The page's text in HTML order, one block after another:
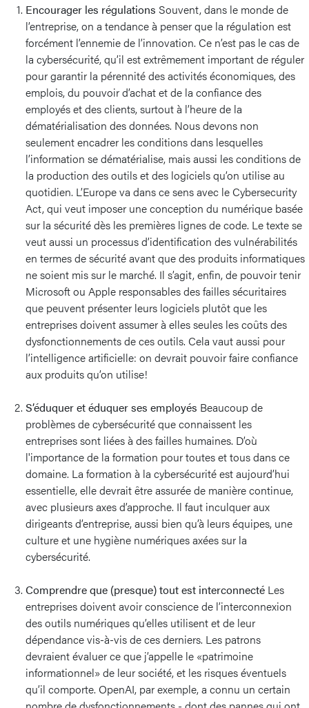
Encourager les régulations Souvent, dans le monde de
l’entreprise, on a tendance à penser que la régulation est
forcément l’ennemie de l’innovation. Ce n’est pas le cas de
la cybersécurité, qu’il est extrêmement important de réguler
pour garantir la pérennité des activités économiques, des
emplois, du pouvoir d’achat et de la confiance des
employés et des clients, surtout à l’heure de la
dématérialisation des données. Nous devons non
seulement encadrer les conditions dans lesquelles
l’information se dématérialise, mais aussi les conditions de
la production des outils et des logiciels qu’on utilise au
quotidien. L’Europe va dans ce sens avec le Cybersecurity
Act, qui veut imposer une conception du numérique basée
sur la sécurité dès les premières lignes de code. Le texte se
veut aussi un processus d’identification des vulnérabilités
en termes de sécurité avant que des produits informatiques
ne soient mis sur le marché. Il s’agit, enfin, de pouvoir tenir
Microsoft ou Apple responsables des failles sécuritaires
que peuvent présenter leurs logiciels plutôt que les
entreprises doivent assumer à elles seules les coûts des
dysfonctionnements de ces outils. Cela vaut aussi pour
l’intelligence artificielle: on devrait pouvoir faire confiance
aux produits qu’on utilise!
S’éduquer et éduquer ses employés Beaucoup de
problèmes de cybersécurité que connaissent les
entreprises sont liées à des failles humaines. D’où
l'importance de la formation pour toutes et tous dans ce
domaine. La formation à la cybersécurité est aujourd’hui
essentielle, elle devrait être assurée de manière continue,
avec plusieurs axes d’approche. Il faut inculquer aux
dirigeants d’entreprise, aussi bien qu’à leurs équipes, une
culture et une hygiène numériques axées sur la
cybersécurité.
Comprendre que (presque) tout est interconnecté Les
entreprises doivent avoir conscience de l’interconnexion
des outils numériques qu’elles utilisent et de leur
dépendance vis-à-vis de ces derniers. Les patrons
devraient évaluer ce que j’appelle le «patrimoine
informationnel» de leur société, et les risques éventuels
qu’il comporte. OpenAI, par exemple, a connu un certain